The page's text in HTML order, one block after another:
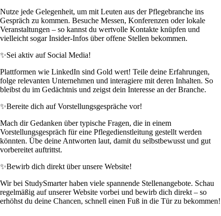
Nutze jede Gelegenheit, um mit Leuten aus der Pflegebranche ins
Gespräch zu kommen. Besuche Messen, Konferenzen oder lokale
Veranstaltungen – so kannst du wertvolle Kontakte knüpfen und
vielleicht sogar Insider-Infos über offene Stellen bekommen.
✨Sei aktiv auf Social Media!
Plattformen wie LinkedIn sind Gold wert! Teile deine Erfahrungen,
folge relevanten Unternehmen und interagiere mit deren Inhalten. So
bleibst du im Gedächtnis und zeigst dein Interesse an der Branche.
✨Bereite dich auf Vorstellungsgespräche vor!
Mach dir Gedanken über typische Fragen, die in einem
Vorstellungsgespräch für eine Pflegedienstleitung gestellt werden
könnten. Übe deine Antworten laut, damit du selbstbewusst und gut
vorbereitet auftrittst.
✨Bewirb dich direkt über unsere Website!
Wir bei StudySmarter haben viele spannende Stellenangebote. Schau
regelmäßig auf unserer Website vorbei und bewirb dich direkt – so
erhöhst du deine Chancen, schnell einen Fuß in die Tür zu bekommen!